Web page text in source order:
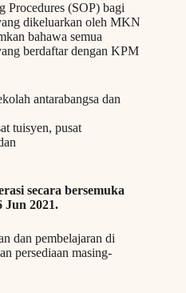
Procedures (SOP) bagi
dikeluarkan oleh MKN
bahawa semua
berdaftar dengan KPM
antarabangsa dan
tuisyen, pusat
secara bersemuka
Jun 2021.
dan pembelajaran di
persediaan masing-